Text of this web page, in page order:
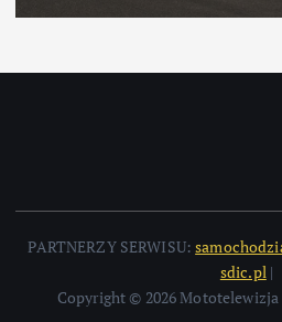
PARTNERZY SERWISU:
sdic.pl |
Copyright © 2026